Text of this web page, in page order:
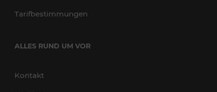
Tarifbestimmungen
ALLES RUND UM VOR
Kontakt